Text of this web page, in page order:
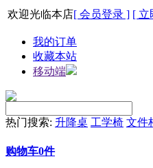
欢迎光临本店[ 会员登录 ] [ 立
我的订单
收藏本站
移动端
热门搜索: 升降桌 工学椅 文件
购物车0件